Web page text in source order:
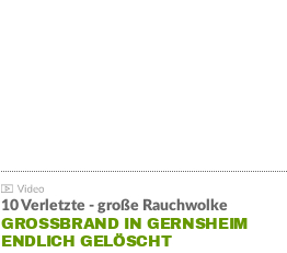
10 Verletzte - große Rauchwolke
GROSSBRAND IN GERNSHEIM E
NDLICH GELÖSCHT